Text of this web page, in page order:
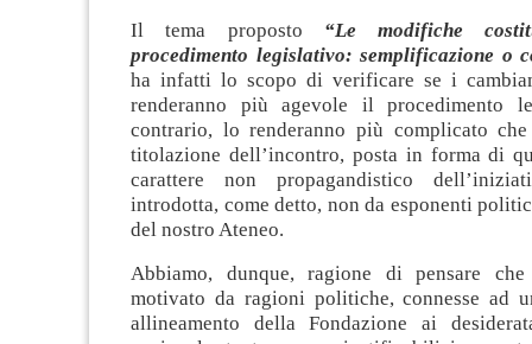
Il tema proposto “Le modifiche
procedimento legislativo: semplificazione o
ha infatti lo scopo di verificare se i
renderanno più agevole il procedimento
contrario, lo renderanno più complicato
titolazione dell’incontro, posta in forma di
carattere non propagandistico
introdotta, come detto, non da esponenti
del nostro Ateneo.
Abbiamo, dunque, ragione di pensare
motivato da ragioni politiche, connesse ad
allineamento della Fondazione ai